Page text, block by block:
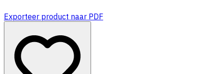
Exporteer product naar PDF